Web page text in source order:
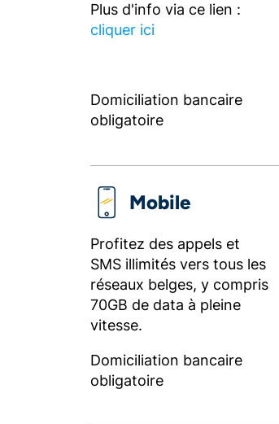
Plus d'info via ce lien :
cliquer ici
Domiciliation bancaire
obligatoire
Mobile
Profitez des appels et
SMS illimités vers tous les
réseaux belges, y compris
70GB de data à pleine
vitesse.
Domiciliation bancaire
obligatoire